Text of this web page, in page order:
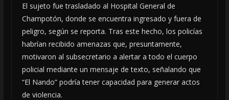
El sujeto fue trasladado al Hospital General de
Champotón, donde se encuentra ingresado y fuera de
peligro, según se reporta. Tras este hecho, los policías
habrían recibido amenazas que, presuntamente,
motivaron al subsecretario a alertar a todo el cuerpo
policial mediante un mensaje de texto, señalando que
“El Nando” podría tener capacidad para generar actos
de violencia.